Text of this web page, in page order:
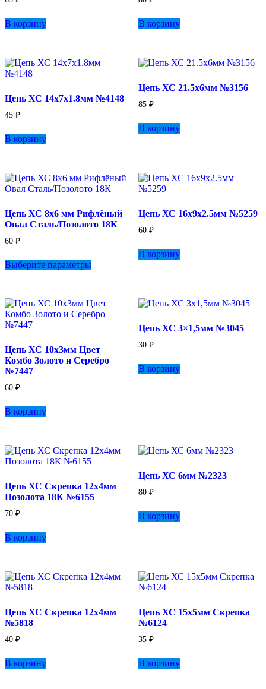
В корзину В корзину
Цепь ХС 14х7х1.8мм №4148
45 ₽
В корзину
Цепь ХС 21.5х6мм №3156
85 ₽
В корзину
Цепь ХС 8х6 мм Рифлёный
Овал Сталь/Позолото 18К
60 ₽
Выберите параметры
Опции
можно
странице
товара.
Цепь ХС 16х9х2.5мм №5259
60 ₽
В корзину
Цепь ХС 10х3мм Цвет
Комбо Золото и Серебро
№7447
60 ₽
В корзину
Цепь ХС 3×1,5мм №3045
30 ₽
В корзину
Цепь ХС Скрепка 12х4мм
Позолота 18К №6155
70 ₽
В корзину
Цепь ХС 6мм №2323
80 ₽
В корзину
Цепь ХС Скрепка 12х4мм
№5818
40 ₽
В корзину
Цепь ХС 15х5мм Скрепка
№6124
35 ₽
В корзину